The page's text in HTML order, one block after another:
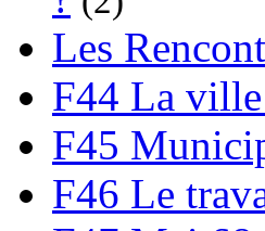
Les
F44 La
F45
F46 Le